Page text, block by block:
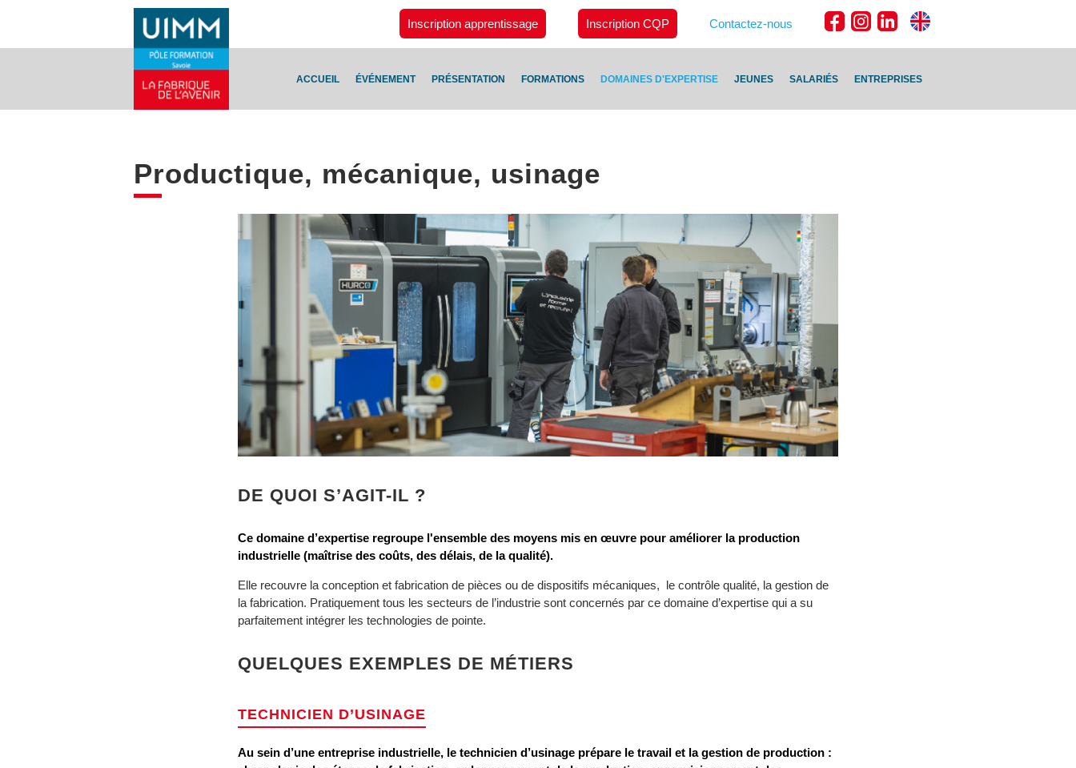
Inscription apprentissage Inscription CQP Contactez-nous
ACCUEIL ÉVÉNEMENT PRÉSENTATION FORMATIONS DOMAINES D'EXPERTISE JEUNES SALARIÉS ENTREPRISES
Productique, mécanique, usinage
DE QUOI S’AGIT-IL ?
Ce domaine d’expertise regroupe l'ensemble des moyens mis en œuvre pour améliorer la production
industrielle (maîtrise des coûts, des délais, de la qualité).
Elle recouvre la conception et fabrication de pièces ou de dispositifs mécaniques, le contrôle qualité, la gestion de
la fabrication. Pratiquement tous les secteurs de l’industrie sont concernés par ce domaine d’expertise qui a su
parfaitement intégrer les technologies de pointe.
QUELQUES EXEMPLES DE MÉTIERS
TECHNICIEN D’USINAGE
Au sein d’une entreprise industrielle, le technicien d’usinage prépare le travail et la gestion de production :